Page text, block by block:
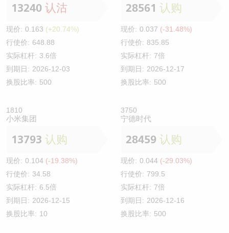
13240 认沽
现价: 0.163 (+20.74%)
行使价: 648.88
实际杠杆: 3.6倍
到期日: 2026-12-03
换股比率: 500
28561 认购
现价: 0.037 (-31.48%)
行使价: 835.85
实际杠杆: 7倍
到期日: 2026-12-17
换股比率: 500
1810
小米集团
13793 认购
现价: 0.104 (-19.38%)
行使价: 34.58
实际杠杆: 6.5倍
到期日: 2026-12-15
换股比率: 10
3750
宁德时代
28459 认购
现价: 0.044 (-29.03%)
行使价: 799.5
实际杠杆: 7倍
到期日: 2026-12-16
换股比率: 500